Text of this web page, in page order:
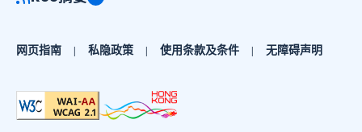
网页指南 私隐政策 使用条款及条件 无障碍声明